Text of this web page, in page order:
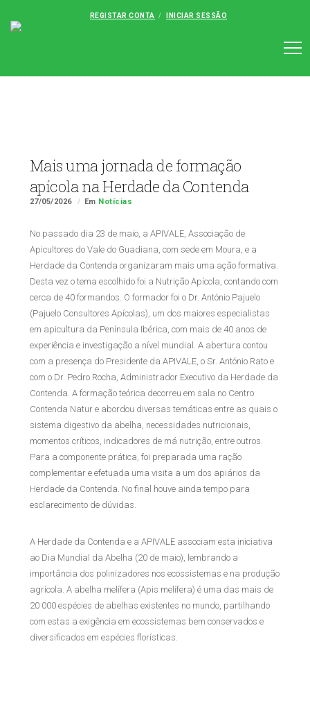
REGISTAR CONTA INICIAR SESSÃO
Mais uma jornada de formação
apícola na Herdade da Contenda
27/05/2026 Em Notícias
No passado dia 23 de maio, a APIVALE, Associação de
Apicultores do Vale do Guadiana, com sede em Moura, e a
Herdade da Contenda organizaram mais uma ação formativa.
Desta vez o tema escolhido foi a Nutrição Apícola, contando com
cerca de 40 formandos. O formador foi o Dr. António Pajuelo
(Pajuelo Consultores Apícolas), um dos maiores especialistas
em apicultura da Península Ibérica, com mais de 40 anos de
experiência e investigação a nível mundial. A abertura contou
com a presença do Presidente da APIVALE, o Sr. António Rato e
com o Dr. Pedro Rocha, Administrador Executivo da Herdade da
Contenda. A formação teórica decorreu em sala no Centro
Contenda Natur e abordou diversas temáticas entre as quais o
sistema digestivo da abelha, necessidades nutricionais,
momentos críticos, indicadores de má nutrição, entre outros.
Para a componente prática, foi preparada uma ração
complementar e efetuada uma visita a um dos apiários da
Herdade da Contenda. No final houve ainda tempo para
esclarecimento de dúvidas.
A Herdade da Contenda e a APIVALE associam esta iniciativa
ao Dia Mundial da Abelha (20 de maio), lembrando a
importância dos polinizadores nos ecossistemas e na produção
agrícola. A abelha melífera (Apis melífera) é uma das mais de
20 000 espécies de abelhas existentes no mundo, partilhando
com estas a exigência em ecossistemas bem conservados e
diversificados em espécies florísticas.